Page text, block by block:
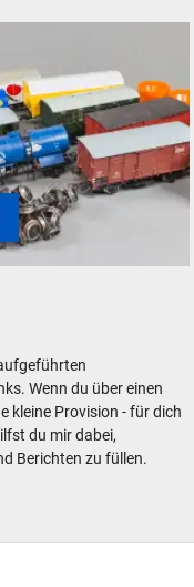
Wenn du über einen
kleine Provision - für dich
du mir dabei,
Berichten zu füllen.